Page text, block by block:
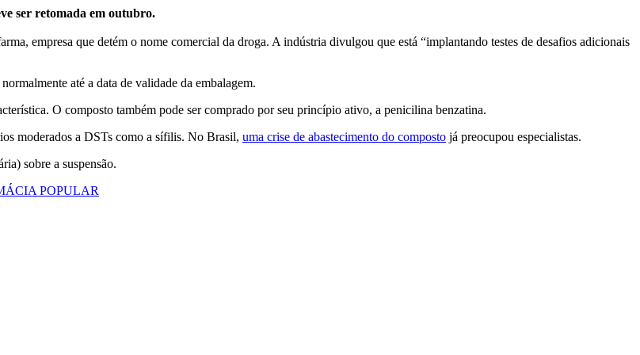
ser retomada em outubro.
empresa que detém o nome comercial da droga. A indústria divulgou que está “implantando testes de desafios adicionais
até a data de validade da embalagem.
O composto também pode ser comprado por seu princípio ativo, a penicilina benzatina.
moderados a DSTs como a sífilis. No Brasil, uma crise de abastecimento do composto já preocupou especialistas.
sobre a suspensão.
POPULAR